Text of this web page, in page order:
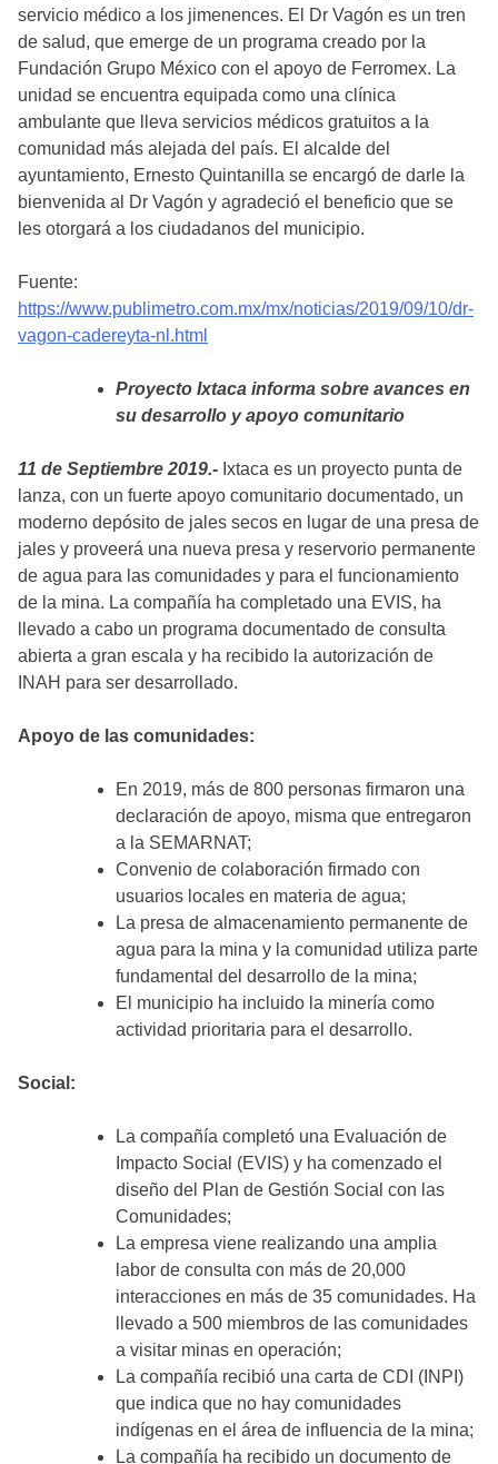
servicio médico a los jimenences. El Dr Vagón es un tren
de salud, que emerge de un programa creado por la
Fundación Grupo México con el apoyo de Ferromex. La
unidad se encuentra equipada como una clínica
ambulante que lleva servicios médicos gratuitos a la
comunidad más alejada del país. El alcalde del
ayuntamiento, Ernesto Quintanilla se encargó de darle la
bienvenida al Dr Vagón y agradeció el beneficio que se
les otorgará a los ciudadanos del municipio.
Fuente:
https://www.publimetro.com.mx/mx/noticias/2019/09/10/dr-
vagon-cadereyta-nl.html
Proyecto Ixtaca informa sobre avances en
su desarrollo y apoyo comunitario
11 de Septiembre 2019.- Ixtaca es un proyecto punta de
lanza, con un fuerte apoyo comunitario documentado, un
moderno depósito de jales secos en lugar de una presa de
jales y proveerá una nueva presa y reservorio permanente
de agua para las comunidades y para el funcionamiento
de la mina. La compañía ha completado una EVIS, ha
llevado a cabo un programa documentado de consulta
abierta a gran escala y ha recibido la autorización de
INAH para ser desarrollado.
Apoyo de las comunidades:
En 2019, más de 800 personas firmaron una
declaración de apoyo, misma que entregaron
a la SEMARNAT;
Convenio de colaboración firmado con
usuarios locales en materia de agua;
La presa de almacenamiento permanente de
agua para la mina y la comunidad utiliza parte
fundamental del desarrollo de la mina;
El municipio ha incluido la minería como
actividad prioritaria para el desarrollo.
Social:
La compañía completó una Evaluación de
Impacto Social (EVIS) y ha comenzado el
diseño del Plan de Gestión Social con las
Comunidades;
La empresa viene realizando una amplia
labor de consulta con más de 20,000
interacciones en más de 35 comunidades. Ha
llevado a 500 miembros de las comunidades
a visitar minas en operación;
La compañía recibió una carta de CDI (INPI)
que indica que no hay comunidades
indígenas en el área de influencia de la mina;
La compañía ha recibido un documento de